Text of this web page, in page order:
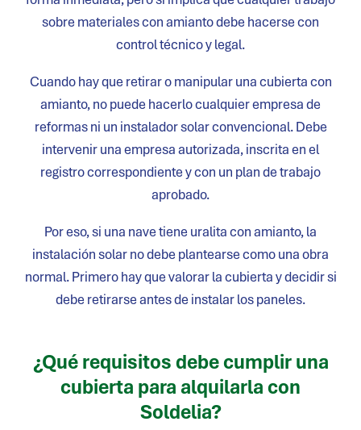
sobre materiales con amianto debe hacerse con
control técnico y legal.
Cuando hay que retirar o manipular una cubierta con
amianto, no puede hacerlo cualquier empresa de
reformas ni un instalador solar convencional. Debe
intervenir una empresa autorizada, inscrita en el
registro correspondiente y con un plan de trabajo
aprobado.
Por eso, si una nave tiene uralita con amianto, la
instalación solar no debe plantearse como una obra
normal. Primero hay que valorar la cubierta y decidir si
debe retirarse antes de instalar los paneles.
¿Qué requisitos debe cumplir una
cubierta para alquilarla con
Soldelia?